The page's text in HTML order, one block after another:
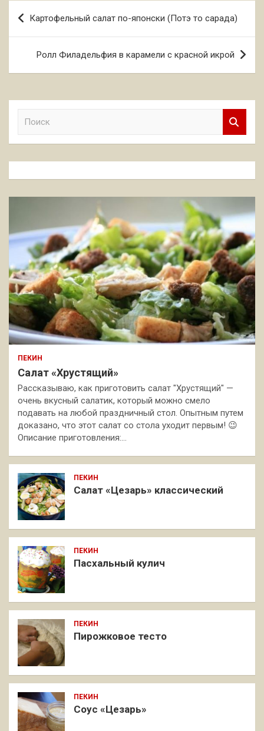
Навигация
по
записям
Картофельный салат по-японски (Потэ то сарада)
Ролл Филадельфия в карамели с красной икрой
к
ПЕКИН
Салат «Хрустящий»
Рассказываю, как приготовить салат "Хрустящий" —
очень вкусный салатик, который можно смело
подавать на любой праздничный стол. Опытным путем
доказано, что этот салат со стола уходит первым! 😉
Описание приготовления:…
ПЕКИН
Салат «Цезарь» классический
ПЕКИН
Пасхальный кулич
ПЕКИН
Пирожковое тесто
ПЕКИН
Соус «Цезарь»